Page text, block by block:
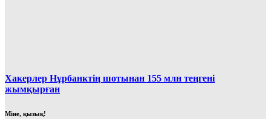
Хакерлер Нұрбанктің шотынан 155 млн теңгені
жымқырған
Міне, қызық!